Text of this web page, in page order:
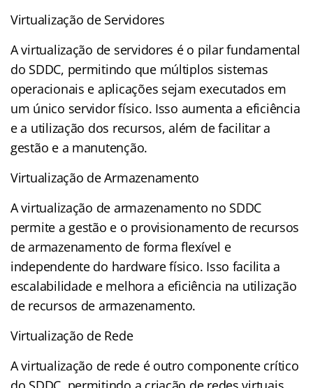
Virtualização de Servidores
A virtualização de servidores é o pilar fundamental
do SDDC, permitindo que múltiplos sistemas
operacionais e aplicações sejam executados em
um único servidor físico. Isso aumenta a eficiência
e a utilização dos recursos, além de facilitar a
gestão e a manutenção.
Virtualização de Armazenamento
A virtualização de armazenamento no SDDC
permite a gestão e o provisionamento de recursos
de armazenamento de forma flexível e
independente do hardware físico. Isso facilita a
escalabilidade e melhora a eficiência na utilização
de recursos de armazenamento.
Virtualização de Rede
A virtualização de rede é outro componente crítico